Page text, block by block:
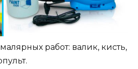
работ: валик, кисть,